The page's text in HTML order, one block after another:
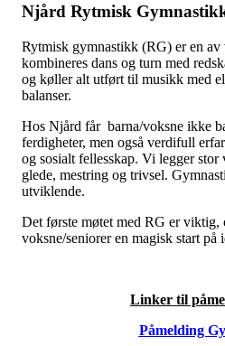
Njård Rytmisk
Rytmisk gymnastikk (RG) er en av
kombineres dans og turn med
og køller alt utført til musikk med
balanser.
Hos Njård får barna/voksne ikke
ferdigheter, men også verdifull
og sosialt fellesskap. Vi legger stor
glede, mestring og trivsel.
utviklende.
Det første møtet med RG er viktig,
voksne/seniorer en magisk start på
Linker til
Påmelding